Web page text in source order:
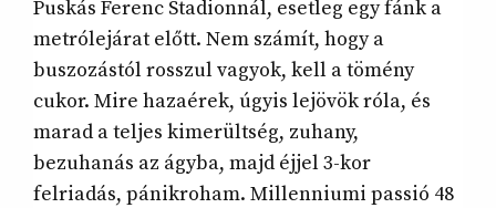
Puskás Ferenc Stadionnál, esetleg egy fánk a
metrólejárat előtt. Nem számít, hogy a
buszozástól rosszul vagyok, kell a tömény
cukor. Mire hazaérek, úgyis lejövök róla, és
marad a teljes kimerültség, zuhany,
bezuhanás az ágyba, majd éjjel 3-kor
felriadás, pánikroham. Millenniumi passió 48